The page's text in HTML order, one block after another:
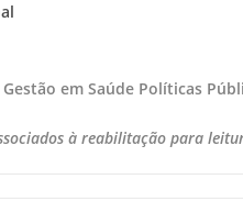
Gestão em Saúde Políticas
à reabilitação para